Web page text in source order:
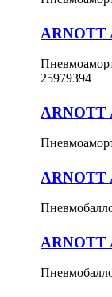
ARNOTT
25979394
ARNOTT
ARNOTT
ARNOTT